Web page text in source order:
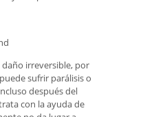
irreversible, por
sufrir parálisis o
después del
con la ayuda de